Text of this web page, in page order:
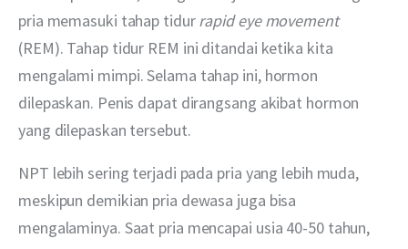
pria memasuki tahap tidur rapid eye movement
(REM). Tahap tidur REM ini ditandai ketika kita
mengalami mimpi. Selama tahap ini, hormon
dilepaskan. Penis dapat dirangsang akibat hormon
yang dilepaskan tersebut.
NPT lebih sering terjadi pada pria yang lebih muda,
meskipun demikian pria dewasa juga bisa
mengalaminya. Saat pria mencapai usia 40-50 tahun,